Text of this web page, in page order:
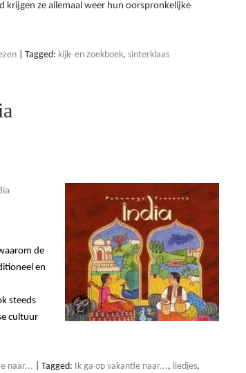
krijgen ze allemaal weer hun oorspronkelijke
Tagged: kijk- en zoekboek, sinterklaas
de
en
steeds
cultuur
naar... Tagged: Ik ga op vakantie naar..., liedjes,